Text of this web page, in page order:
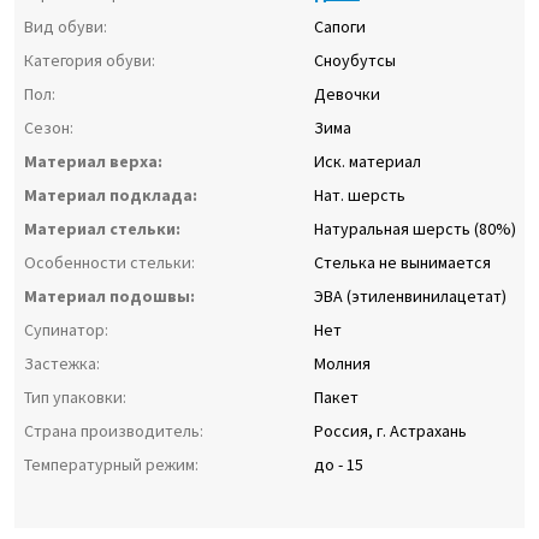
Вид обуви:
Сапоги
Категория обуви:
Сноубутсы
Пол:
Девочки
Сезон:
Зима
Материал верха:
Иск. материал
Материал подклада:
Нат. шерсть
Материал стельки:
Натуральная шерсть (80%)
Особенности стельки:
Стелька не вынимается
Материал подошвы:
ЭВА (этиленвинилацетат)
Супинатор:
Нет
Застежка:
Молния
Тип упаковки:
Пакет
Страна производитель:
Россия, г. Астрахань
Температурный режим:
до - 15